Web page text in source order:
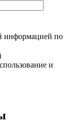
информацией по
и